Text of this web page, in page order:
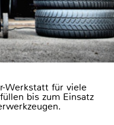
Werkstatt für viele
bis zum Einsatz